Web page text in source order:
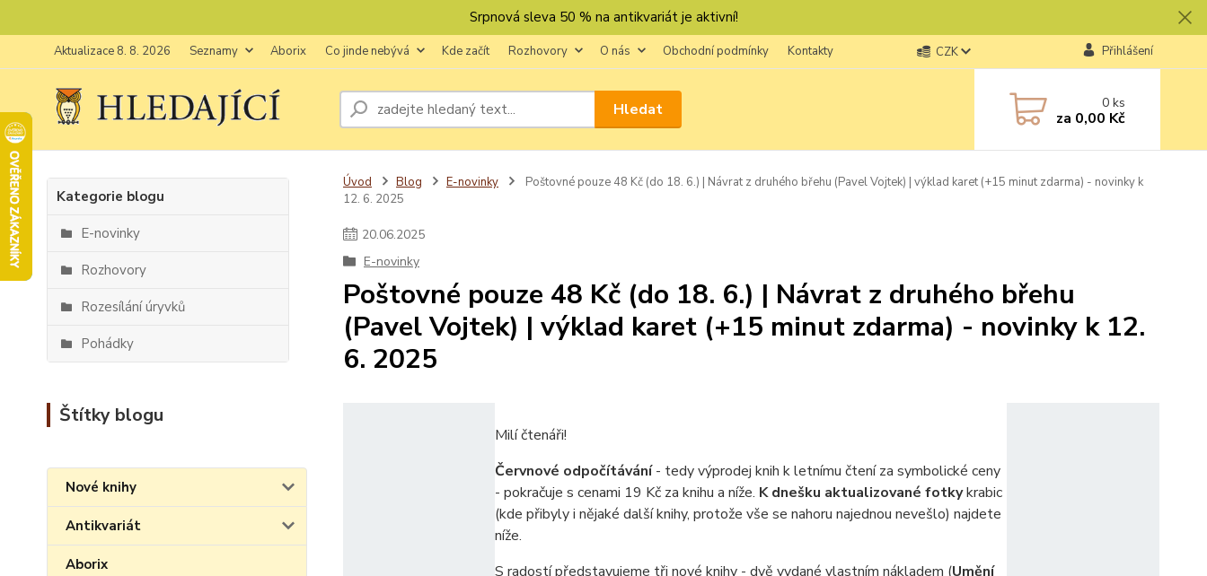
Srpnová sleva 50 % na antikvariát je aktivní!
Aktualizace 8. 8. 2026 Seznamy Aborix Co jinde nebývá Kde začít Rozhovory O nás Obchodní podmínky Kontakty CZK Přihlášení
Hledat 0ks
za 0,00 Kč
Kategorie blogu
E-novinky
Rozhovory
Rozesílání úryvků
Pohádky
Štítky blogu
Nové knihy
Antikvariát
Aborix
Úvod Blog E-novinky
Poštovné pouze 48 Kč (do 18. 6.) | Návrat z druhého břehu (Pavel Vojtek) | výklad karet (+15 minut zdarma) - novinky k
12. 6. 2025
20.06.2025
E-novinky
Poštovné pouze 48 Kč (do 18. 6.) | Návrat z druhého břehu
(Pavel Vojtek) | výklad karet (+15 minut zdarma) - novinky k 12.
6. 2025
Milí čtenáři!
Červnové odpočítávání- tedy výprodej knih k letnímu čtení za symbolické ceny
- pokračuje s cenami 19 Kč za knihu a níže. K dnešku aktualizované fotkykrabic
(kde přibyly i nějaké další knihy, protože vše se nahoru najednou nevešlo) najdete
níže.
S radostí představujeme tři nové knihy - dvě vydané vlastním nákladem (Umění